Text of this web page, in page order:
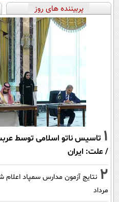
پربیننده های روز
1 تاسیس ناتو اسلامی توسط
/ علت: ایران
2
مرداد